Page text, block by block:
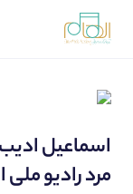
اسماعیل
مرد رادیو ملی